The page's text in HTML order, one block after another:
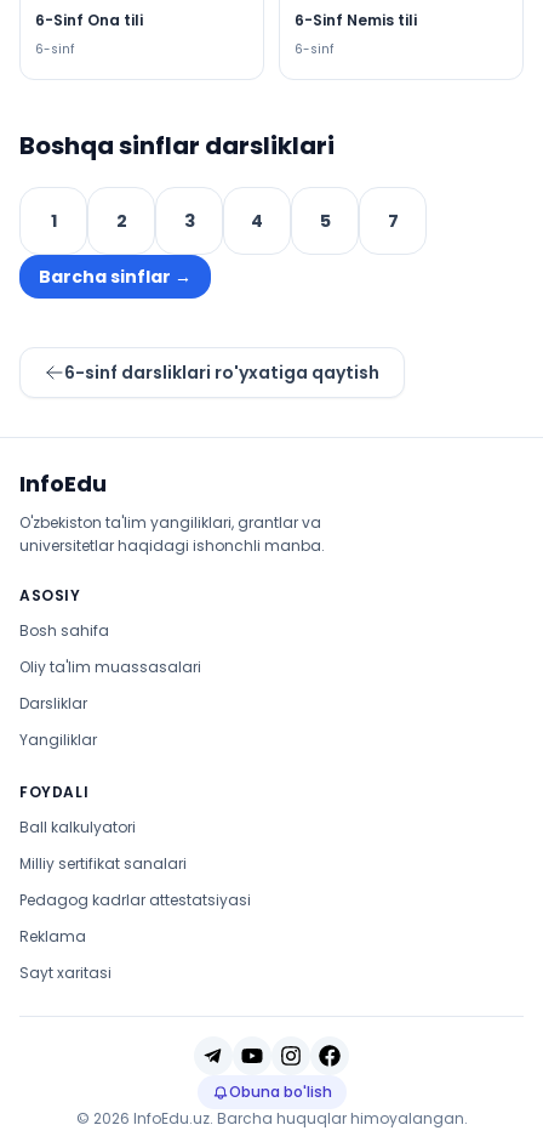
6-Sinf Ona tili
6-sinf
6-Sinf Nemis tili
6-sinf
Boshqa sinflar darsliklari
1 2 3 4 5 7
Barcha sinflar →
6-sinf darsliklari ro'yxatiga qaytish
InfoEdu
O'zbekiston ta'lim yangiliklari, grantlar va
universitetlar haqidagi ishonchli manba.
ASOSIY
Bosh sahifa
Oliy ta'lim muassasalari
Darsliklar
Yangiliklar
FOYDALI
Ball kalkulyatori
Milliy sertifikat sanalari
Pedagog kadrlar attestatsiyasi
Reklama
Sayt xaritasi
Obuna bo'lish
© 2026 InfoEdu.uz. Barcha huquqlar himoyalangan.